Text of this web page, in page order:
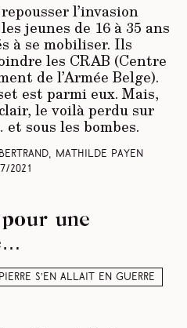
l’invasion
jeunes de 16 à 35 ans
à se mobiliser. Ils
les CRAB (Centre
de l’Armée Belge).
est parmi eux. Mais,
le voilà perdu sur
sous les bombes.
Mathilde Payen
2021
Pierre s’en allait en guerre
une